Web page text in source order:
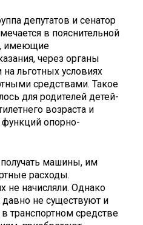
депутатов и сенатор
в пояснительной
имеющие
через органы
льготных условиях
средствами. Такое
для родителей детей-
возраста и
опорно-
машины, им
расходы.
не начисляли. Однако
не существуют и
транспортном средстве